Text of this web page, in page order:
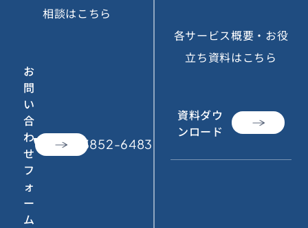
相談はこちら
お
問
い
合
わ
せ
フ
ォ
ー
ム
call 050-3852-6483
各サービス概要・お役
立ち資料はこちら
資料ダウ
ンロード